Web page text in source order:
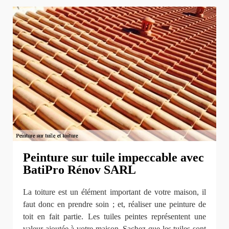
Peinture sur tuile impeccable avec
BatiPro Rénov SARL
La toiture est un élément important de votre maison, il
faut donc en prendre soin ; et, réaliser une peinture de
toit en fait partie. Les tuiles peintes représentent une